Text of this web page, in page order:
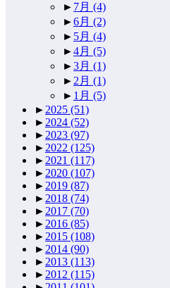
► 7月 (4)
►6月 (2)
► 5月 (4)
►4月 (5)
►3月 (1)
► 2月 (1)
► 1月 (5)
► 2025 (51)
► 2024 (52)
► 2023 (97)
► 2022 (125)
► 2021 (117)
► 2020 (107)
► 2019 (87)
► 2018 (74)
► 2017 (70)
► 2016 (85)
► 2015 (108)
► 2014 (90)
► 2013 (113)
► 2012 (115)